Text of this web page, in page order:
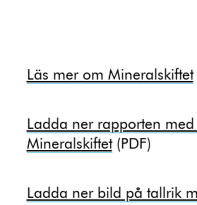
Läs mer om Mineralskiftet
Ladda ner rapporten
Mineralskiftet(PDF)
Ladda ner bild på tallrik